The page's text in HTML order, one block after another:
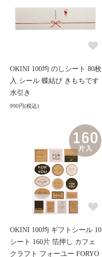
OKINI 100均 のしシート 80枚
入 シール 蝶結び きもちです
水引き
990円(税込)
OKINI 100均 ギフトシール 10
シート 160片 箔押し カフェ
クラフト フォーユー FORYO